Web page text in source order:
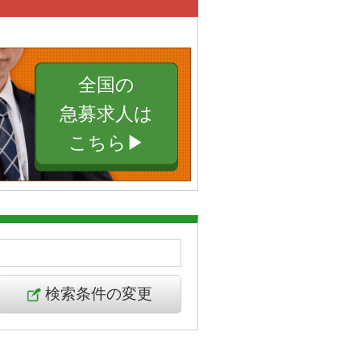
全国の
急募求人は
こちら▶︎
検索条件の変更